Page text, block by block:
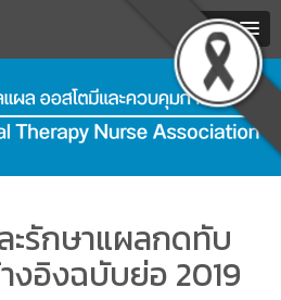
MENU
ะรักษาแผลกดทับ
งอิงฉบับย่อ 2019